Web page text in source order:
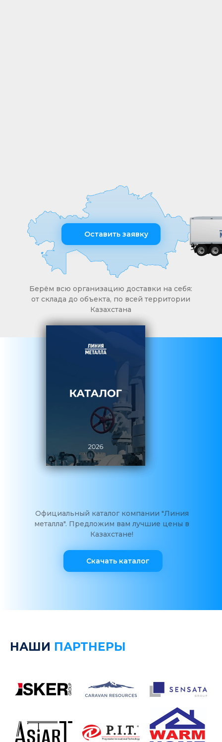
Берём всю организацию доставки на себя:
от склада до объекта, по всей территории
Казахстана
Оставить заявку
Скачать каталог
Официальный каталог компании "Линия
металла". Предложим вам лучшие цены в
Казахстане!
НАШИ ПАРТНЕРЫ